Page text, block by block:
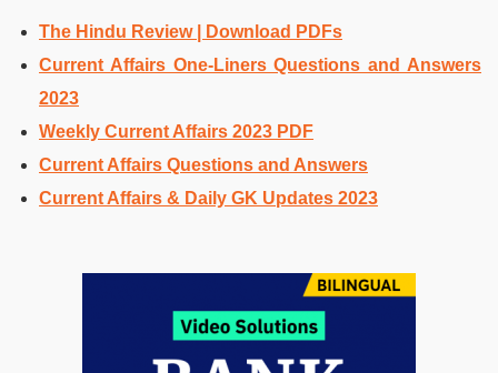
The Hindu Review | Download PDFs
Current Affairs One-Liners Questions and Answers
2023
Weekly Current Affairs 2023 PDF
Current Affairs Questions and Answers
Current Affairs & Daily GK Updates 2023